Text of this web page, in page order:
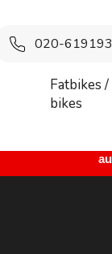
27 juli
020-
Fatbikes /
bikes